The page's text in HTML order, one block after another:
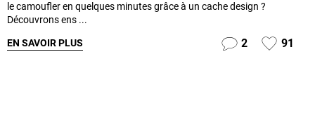
le camoufler en quelques minutes grâce à un cache design ?
Découvrons ens ...
EN SAVOIR PLUS 2 91